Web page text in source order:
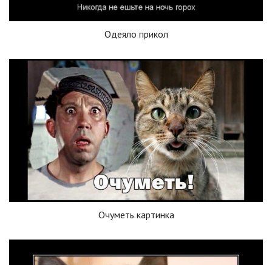
Одеяло прикол
Очуметь картинка